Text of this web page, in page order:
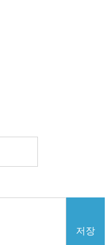
저장